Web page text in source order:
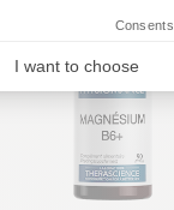
I want to choose